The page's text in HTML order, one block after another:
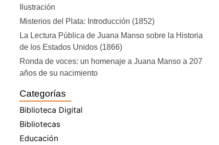
Ilustración
Misterios del Plata: Introducción (1852)
La Lectura Pública de Juana Manso sobre la Historia
de los Estados Unidos (1866)
Ronda de voces: un homenaje a Juana Manso a 207
años de su nacimiento
Categorías
Biblioteca Digital
Bibliotecas
Educación